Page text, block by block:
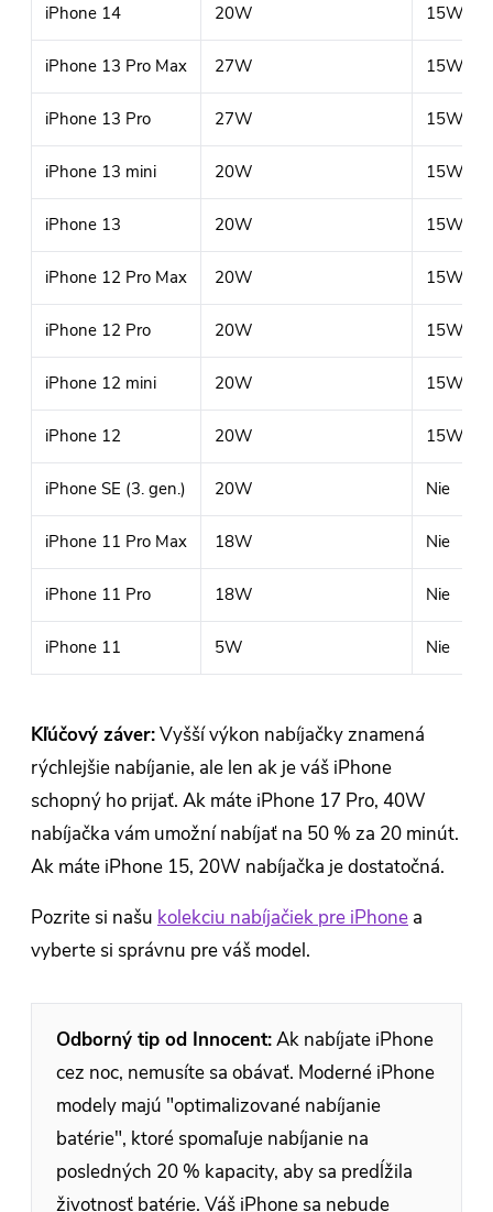
iPhone 14 20W 15W
iPhone 13 Pro Max 27W 15W
iPhone 13 Pro 27W 15W
iPhone 13 mini 20W 15W
iPhone 13 20W 15W
iPhone 12 Pro Max 20W 15W
iPhone 12 Pro 20W 15W
iPhone 12 mini 20W 15W
iPhone 12 20W 15W
iPhone SE (3. gen.) 20W Nie
iPhone 11 Pro Max 18W Nie
iPhone 11 Pro 18W Nie
iPhone 11 5W Nie
Kľúčový záver:Vyšší výkon nabíjačky znamená
rýchlejšie nabíjanie, ale len ak je váš iPhone
schopný ho prijať. Ak máte iPhone 17 Pro, 40W
nabíjačka vám umožní nabíjať na 50 % za 20 minút.
Ak máte iPhone 15, 20W nabíjačka je dostatočná.
Pozrite si našu kolekciu nabíjačiek pre iPhone a
vyberte si správnu pre váš model.
Odborný tip od Innocent:Ak nabíjate iPhone
cez noc, nemusíte sa obávať. Moderné iPhone
modely majú "optimalizované nabíjanie
batérie", ktoré spomaľuje nabíjanie na
posledných 20 % kapacity, aby sa predĺžila
životnosť batérie. Váš iPhone sa nebude